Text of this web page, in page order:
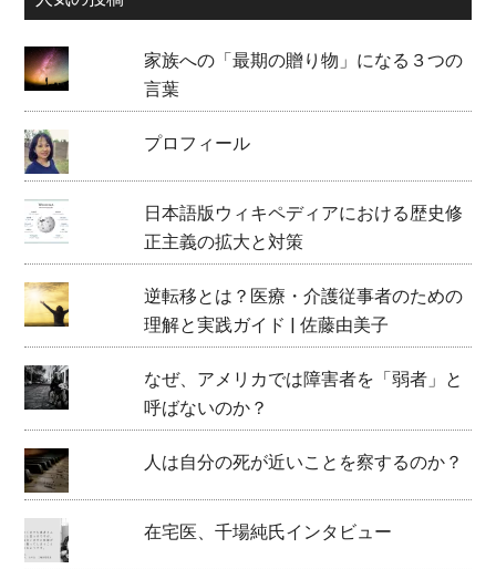
家族への「最期の贈り物」になる３つの
言葉
プロフィール
日本語版ウィキペディアにおける歴史修
正主義の拡大と対策
逆転移とは？医療・介護従事者のための
理解と実践ガイド | 佐藤由美子
なぜ、アメリカでは障害者を「弱者」と
呼ばないのか？
人は自分の死が近いことを察するのか？
在宅医、千場純氏インタビュー